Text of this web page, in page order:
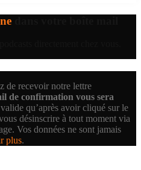
de recevoir notre lettre
de confirmation vous sera
qu’après avoir cliqué sur le
désinscrire à tout moment via
Vos données ne sont jamais
plus.